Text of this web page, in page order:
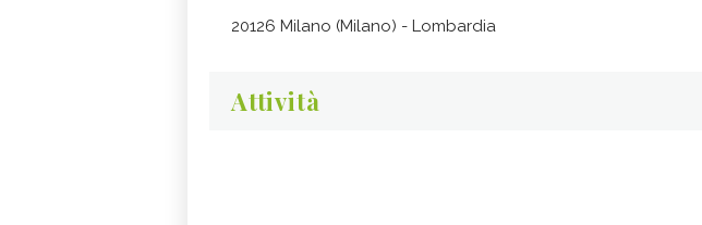
20126 Milano (Milano) - Lombardia
Attività